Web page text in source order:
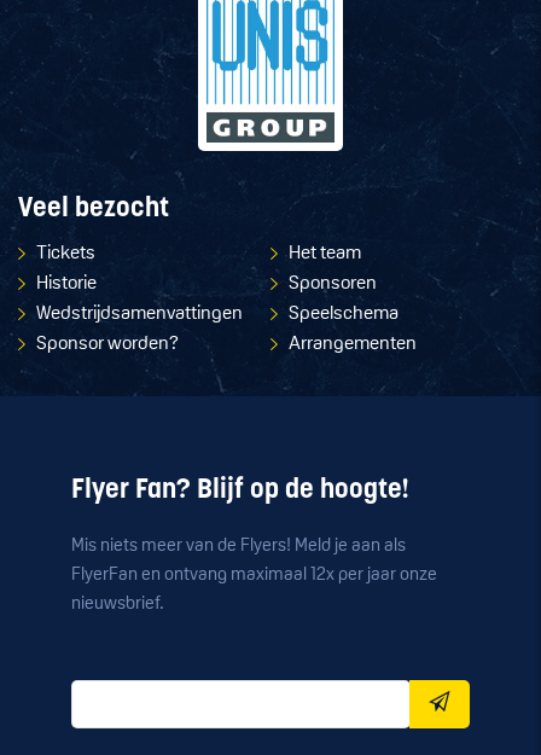
Veel bezocht
Tickets
Het team
Historie
Sponsoren
Wedstrijdsamenvattingen
Speelschema
Sponsor worden?
Arrangementen
Flyer Fan? Blijf op de hoogte!
Mis niets meer van de Flyers! Meld je aan als
FlyerFan en ontvang maximaal 12x per jaar onze
nieuwsbrief.